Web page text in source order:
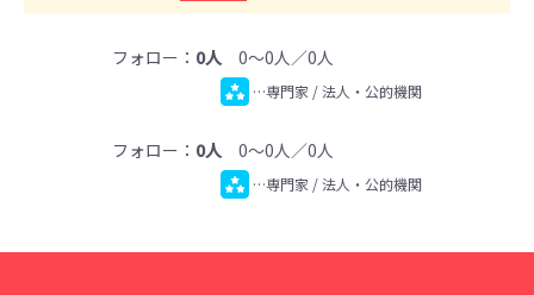
フォロー： 0人0～0人／0人
…専門家 / 法人・公的機関
フォロー： 0人0～0人／0人
…専門家 / 法人・公的機関